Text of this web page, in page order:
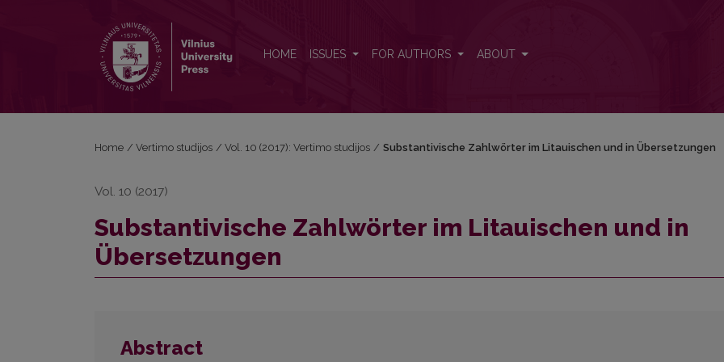
HOME ISSUES FOR AUTHORS ABOUT
Home / Vertimo studijos / Vol. 10 (2017): Vertimo studijos / Substantivische Zahlwörter im Litauischen und in Übersetzungen
Vol. 10 (2017)
Substantivische Zahlwörter im Litauischen und in
Übersetzungen
Abstract